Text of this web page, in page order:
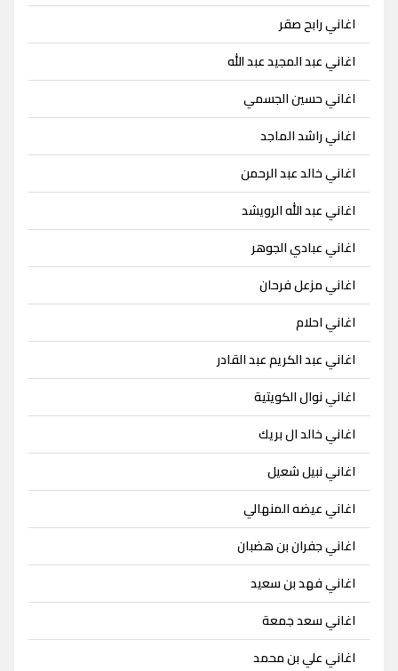
اغاني رابح صقر
اغاني عبد المجيد عبد الله
اغاني حسين الجسمي
اغاني راشد الماجد
اغاني خالد عبد الرحمن
اغاني عبد الله الرويشد
اغاني عبادي الجوهر
اغاني مزعل فرحان
اغاني احلام
اغاني عبد الكريم عبد القادر
اغاني نوال الكويتية
اغاني خالد ال بريك
اغاني نبيل شعيل
اغاني عيضه المنهالي
اغاني جفران بن هضبان
اغاني فهد بن سعيد
اغاني سعد جمعة
اغاني علي بن محمد